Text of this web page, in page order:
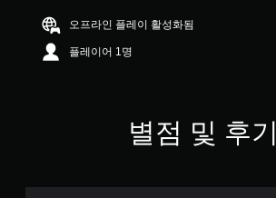
오프라인 플레이 활성화됨
플레이어 1명
별점 및 후기